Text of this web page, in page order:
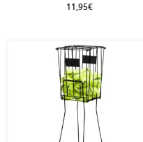
11,95€